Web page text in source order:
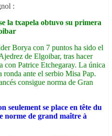
:
la txapela obtuvo su primera
Borya con 7 puntos ha sido el
de Elgoibar, tras hacer
con Patrice Etchegaray. La única
ante el serbio Misa Pap.
consigue norma de Gran
seulement se place en tête du
norme de grand maître à